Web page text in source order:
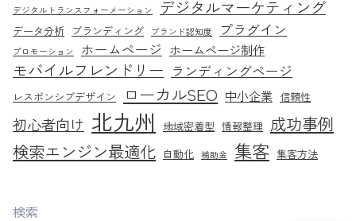
デジタルトランスフォーメーション デジタルマーケティング
データ分析 ブランディング ブランド認知度 プラグイン
プロモーション ホームページ ホームページ制作
モバイルフレンドリー ランディングページ
レスポンシブデザイン ローカルSEO 中小企業 信頼性
初心者向け 北九州 地域密着型 情報整理 成功事例
検索エンジン最適化 自動化 補助金 集客 集客方法
検索